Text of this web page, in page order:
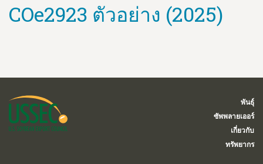
COe2923 ตัวอย่าง (2025)
พันธุ์
ซัพพลายเออร์
เกี่ยวกับ
ทรัพยากร